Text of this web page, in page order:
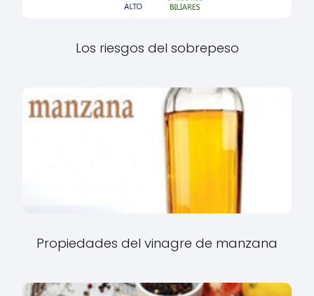
Los riesgos del sobrepeso
Propiedades del vinagre de manzana